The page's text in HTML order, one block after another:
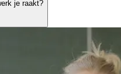
je raakt?